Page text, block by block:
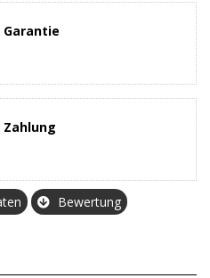
Garantie
Zahlung
Bewertung